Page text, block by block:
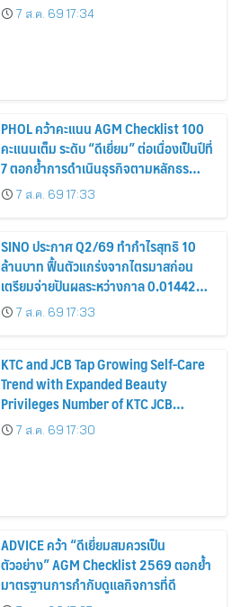
7 ส.ค. 69 17:34
PHOL คว้าคะแนน AGM Checklist 100
คะแนนเต็ม ระดับ “ดีเยี่ยม” ต่อเนื่องเป็นปีที่
7 ตอกย้ำการดำเนินธุรกิจตามหลักธร
รมาภิบาล โปร่งใส สร้างความเชื่อมั่นผู้ถือ
หุ้น
7 ส.ค. 69 17:33
SINO ประกาศ Q2/69 ทำกำไรสุทธิ 10
ล้านบาท ฟื้นตัวแกร่งจากไตรมาสก่อน
เตรียมจ่ายปันผลระหว่างกาล 0.014423
บาทต่อหุ้น ครึ่งปีหลังมุ่งเติบโตต่อเนื่อง
7 ส.ค. 69 17:33
KTC and JCB Tap Growing Self-Care
Trend with Expanded Beauty
Privileges Number of KTC JCB
Cardmembers Spending on
Cosmetics Rises 26%
7 ส.ค. 69 17:30
ADVICE คว้า “ดีเยี่ยมสมควรเป็น
ตัวอย่าง” AGM Checklist 2569 ตอกย้ำ
มาตรฐานการกำกับดูแลกิจการที่ดี